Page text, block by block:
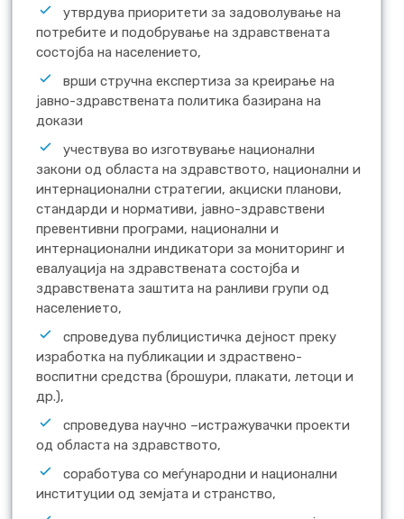
утврдува приоритети за задоволување на
потребите и подобрување на здравствената
состојба на населението,
врши стручна експертиза за креирање на
јавно-здравствената политика базирана на
докази
учествува во изготвување национални
закони од областа на здравството, национални и
интернационални стратегии, акциски планови,
стандарди и нормативи, јавно-здравствени
превентивни програми, национални и
интернационални индикатори за мониторинг и
евалуација на здравствената состојба и
здравствената заштита на ранливи групи од
населението,
спроведува публицистичка дејност преку
изработка на публикации и здраствено-
воспитни средства (брошури, плакати, летоци и
др.),
спроведува научно –истражувачки проекти
од областа на здравството,
соработува со меѓународни и национални
институции од земјата и странство,